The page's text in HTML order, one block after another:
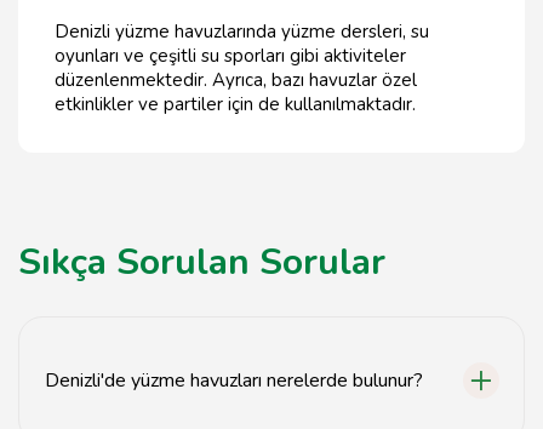
Denizli yüzme havuzlarında yüzme dersleri, su
oyunları ve çeşitli su sporları gibi aktiviteler
düzenlenmektedir. Ayrıca, bazı havuzlar özel
etkinlikler ve partiler için de kullanılmaktadır.
Sıkça Sorulan Sorular
Denizli'de yüzme havuzları nerelerde bulunur?